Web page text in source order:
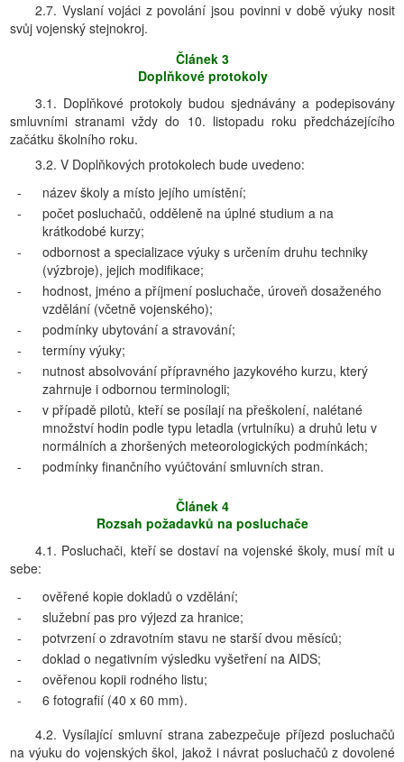
2.7. Vyslaní vojáci z povolání jsou povinni v době výuky nosit
svůj vojenský stejnokroj.
Článek 3
Doplňkové protokoly
3.1. Doplňkové protokoly budou sjednávány a podepisovány
smluvními stranami vždy do 10. listopadu roku předcházejícího
začátku školního roku.
3.2. V Doplňkových protokolech bude uvedeno:
-
název školy a místo jejího umístění;
-
počet posluchačů, odděleně na úplné studium a na
krátkodobé kurzy;
-
odbornost a specializace výuky s určením druhu techniky
(výzbroje), jejich modifikace;
-
hodnost, jméno a příjmení posluchače, úroveň dosaženého
vzdělání (včetně vojenského);
-
podmínky ubytování a stravování;
-
termíny výuky;
-
nutnost absolvování přípravného jazykového kurzu, který
zahrnuje i odbornou terminologii;
-
v případě pilotů, kteří se posílají na přeškolení, nalétané
množství hodin podle typu letadla (vrtulníku) a druhů letu v
normálních a zhoršených meteorologických podmínkách;
-
podmínky finančního vyúčtování smluvních stran.
Článek 4
Rozsah požadavků na posluchače
4.1. Posluchači, kteří se dostaví na vojenské školy, musí mít u
sebe:
-
ověřené kopie dokladů o vzdělání;
-
služební pas pro výjezd za hranice;
-
potvrzení o zdravotním stavu ne starší dvou měsíců;
-
doklad o negativním výsledku vyšetření na AIDS;
-
ověřenou kopii rodného listu;
-
6 fotografií (40 x 60 mm).
4.2. Vysílající smluvní strana zabezpečuje příjezd posluchačů
na výuku do vojenských škol, jakož i návrat posluchačů z dovolené